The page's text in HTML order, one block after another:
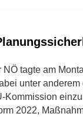
tagte am
unter anderem
Kommission
2022,